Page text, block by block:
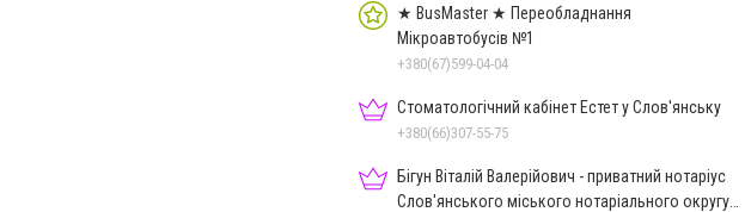
★ BusMaster ★ Переобладнання
Мікроавтобусів №1
+380(67)599-04-04
Стоматологічний кабінет Естет у Слов'янську
+380(66)307-55-75
Бігун Віталій Валерійович - приватний нотаріус
Слов'янського міського нотаріального округу